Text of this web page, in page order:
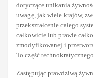
dotyczące unikania
uwagę, jak wiele krajów,
przekształcenie całego
całkowicie lub prawie
zmodyfikowanej i
To część
Zastępując prawdziwą